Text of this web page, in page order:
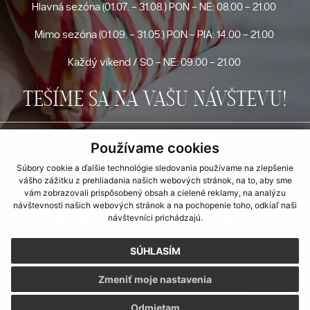
Používame cookies
Súbory cookie a ďalšie technológie sledovania používame na zlepšenie
vášho zážitku z prehliadania našich webových stránok, na to, aby sme
vám zobrazovali prispôsobený obsah a cielené reklamy, na analýzu
návštevnosti našich webových stránok a na pochopenie toho, odkiaľ naši
návštevníci prichádzajú.
SÚHLASÍM
Zmeniť moje nastavenia
Hlavná sezóna (01.07. - 31.08.) PON - NE: 08.00 - 21.00
Mimo sezóna (01.09. - 31.05.) PON - PIA: 14.00 - 21.00
Každý víkend / SO - NE: 09.00 - 21.00
TEŠÍME SA NA VAŠU NÁVŠTEVU!
UBYTOVANIE INFORMÁCIE
STRAVOVANIE
GALÉRIA OKOLIE
webdesign|webex.digital